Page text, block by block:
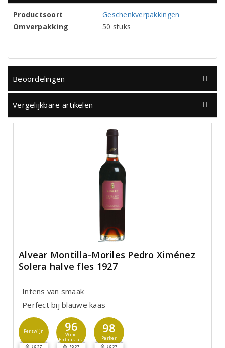
Productsoort
Geschenkverpakkingen
Omverpakking
50 stuks
Beoordelingen
Vergelijkbare artikelen
Alvear Montilla-Moriles Pedro Ximénez
Solera halve fles 1927
Intens van smaak
Perfect bij blauwe kaas
Perswijn 96
Wine
Enthusiast
98
Parker